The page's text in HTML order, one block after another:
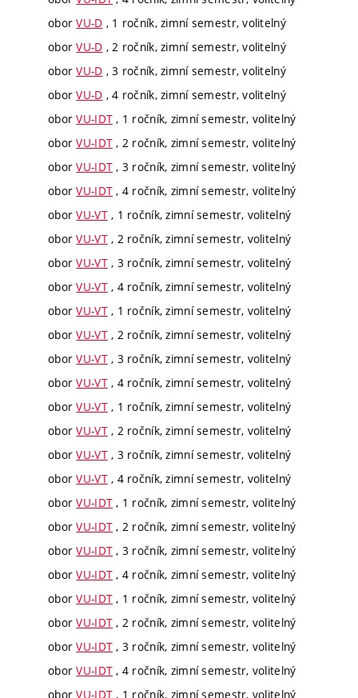
oborVU-D , 1 ročník, zimní semestr, volitelný
oborVU-D , 2 ročník, zimní semestr, volitelný
oborVU-D , 3 ročník, zimní semestr, volitelný
oborVU-D , 4 ročník, zimní semestr, volitelný
oborVU-IDT , 1 ročník, zimní semestr, volitelný
oborVU-IDT , 2 ročník, zimní semestr, volitelný
oborVU-IDT , 3 ročník, zimní semestr, volitelný
oborVU-IDT , 4 ročník, zimní semestr, volitelný
oborVU-VT, 1 ročník, zimní semestr, volitelný
oborVU-VT, 2 ročník, zimní semestr, volitelný
oborVU-VT, 3 ročník, zimní semestr, volitelný
oborVU-VT, 4 ročník, zimní semestr, volitelný
oborVU-VT, 1 ročník, zimní semestr, volitelný
oborVU-VT, 2 ročník, zimní semestr, volitelný
oborVU-VT, 3 ročník, zimní semestr, volitelný
oborVU-VT, 4 ročník, zimní semestr, volitelný
oborVU-VT, 1 ročník, zimní semestr, volitelný
oborVU-VT, 2 ročník, zimní semestr, volitelný
oborVU-VT, 3 ročník, zimní semestr, volitelný
oborVU-VT, 4 ročník, zimní semestr, volitelný
oborVU-IDT , 1 ročník, zimní semestr, volitelný
oborVU-IDT , 2 ročník, zimní semestr, volitelný
oborVU-IDT , 3 ročník, zimní semestr, volitelný
oborVU-IDT , 4 ročník, zimní semestr, volitelný
oborVU-IDT , 1 ročník, zimní semestr, volitelný
oborVU-IDT , 2 ročník, zimní semestr, volitelný
oborVU-IDT , 3 ročník, zimní semestr, volitelný
oborVU-IDT , 4 ročník, zimní semestr, volitelný
oborVU-IDT , 1 ročník, zimní semestr, volitelný